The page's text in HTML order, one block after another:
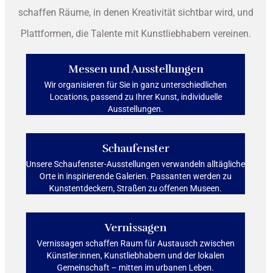
schaffen Räume, in denen Kreativität sichtbar wird, und
Plattformen, die Talente mit Kunstliebhabern vereinen.
Messen und Ausstellungen
Wir organisieren für Sie in ganz unterschiedlichen
Locations, passend zu Ihrer Kunst, individuelle
Ausstellungen.
Schaufenster
Unsere Schaufenster-Ausstellungen verwandeln alltägliche
Orte in inspirierende Galerien. Passanten werden zu
Kunstentdeckern, Straßen zu offenen Museen.
Vernissagen
Vernissagen schaffen Raum für Austausch zwischen
Künstler:innen, Kunstliebhabern und der lokalen
Gemeinschaft – mitten im urbanen Leben.